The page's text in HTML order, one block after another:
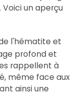
un aperçu
l'hématite et
profond et
rappellent à
même face aux
ainsi une